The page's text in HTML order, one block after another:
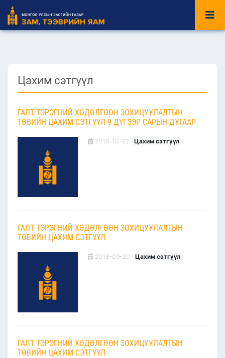
Цахим сэтгүүл
ГАЛТ ТЭРЭГНИЙ ХӨДӨЛГӨӨН ЗОХИЦУУЛАЛТЫН
ТӨВИЙН ЦАХИМ СЭТГҮҮЛ 9 ДҮГЭЭР САРЫН ДУГААР
2018-10-22 Цахим сэтгүүл
ГАЛТ ТЭРЭГНИЙ ХӨДӨЛГӨӨН ЗОХИЦУУЛАЛТЫН
ТӨВИЙН ЦАХИМ СЭТГҮҮЛ
2018-09-20 Цахим сэтгүүл
ГАЛТ ТЭРЭГНИЙ ХӨДӨЛГӨӨН ЗОХИЦУУЛАЛТЫН
ТӨВИЙН ЦАХИМ СЭТГҮҮЛ